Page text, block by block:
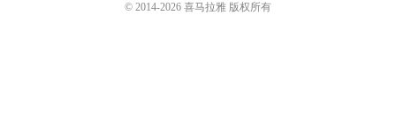
© 2014-2026 喜马拉雅 版权所有